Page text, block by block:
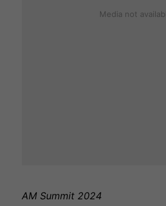
Media not
AM Summit 2024